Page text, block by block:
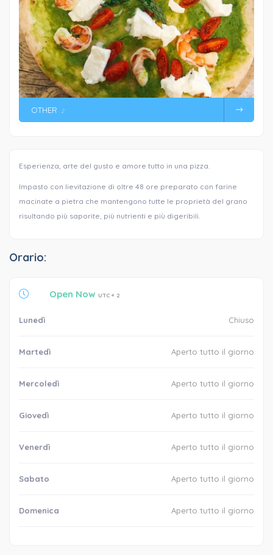
OTHER 2
Esperienza, arte del gusto e amore tutto in una pizza.
Impasto con lievitazione di oltre 48 ore preparato con farine
macinate a pietra che mantengono tutte le proprietà del grano
risultando più saporite, più nutrienti e più digeribili.
Orario:
Open Now UTC + 2
Lunedì Chiuso
Martedì Aperto tutto il giorno
Mercoledì Aperto tutto il giorno
Giovedì Aperto tutto il giorno
Venerdì Aperto tutto il giorno
Sabato Aperto tutto il giorno
Domenica Aperto tutto il giorno